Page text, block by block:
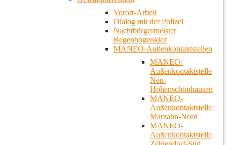
Vorort-Arbeit
Dialog mit der Polizei
Nachtbürgermeister
Regenbogenkiez
MANEO-Außenkontaktstellen
MANEO-
Außenkontaktstelle
Neu-
Hohenschönhausen
MANEO-
Außenkontaktstelle
Marzahn-Nord
MANEO-
Außenkontaktstelle